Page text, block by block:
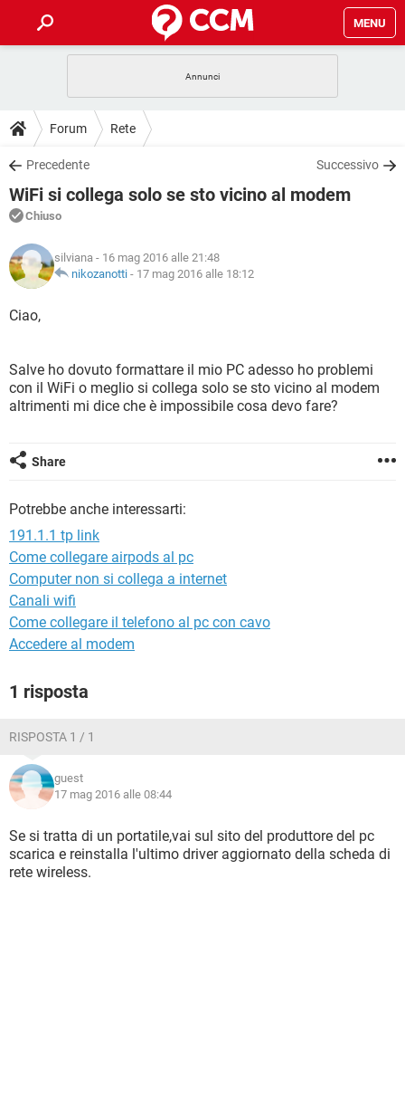
MENU
INTRATTENIMENTO
iOS
INSTAGRAM WHATSAPP
TIKTOK
HARDWARE
GUIDE
COVID-19
iOS
INSTAGRAM
TIKTOK FACEBOOK
DOWNLOAD
COVID-19 GAMING
INTRATTENIMENTO
iOS WINDOWS 10
INSTAGRAM
TIKTOK
FORUM
COVID-19
INTRATTENIMENTO ANDROID
TIKTOK FACEBOOK
HARDWARE
GLOSSARIO
COVID-19
INTRATTENIMENTO
INSTAGRAM WHATSAPP
TIKTOK FACEBOOK
Forum Rete
Precedente Successivo
WiFi si collega solo se sto vicino al modem
Chiuso
silviana - 16 mag 2016 alle 21:48
nikozanotti - 17 mag 2016 alle 18:12
Ciao,
Salve ho dovuto formattare il mio PC adesso ho problemi
con il WiFi o meglio si collega solo se sto vicino al modem
altrimenti mi dice che è impossibile cosa devo fare?
Share
Potrebbe anche interessarti:
191.1.1 tp link
Come collegare airpods al pc
Computer non si collega a internet
Canali wifi
Come collegare il telefono al pc con cavo
Accedere al modem
1 risposta
RISPOSTA 1 / 1
guest
17 mag 2016 alle 08:44
Se si tratta di un portatile,vai sul sito del produttore del pc
scarica e reinstalla l'ultimo driver aggiornato della scheda di
rete wireless.